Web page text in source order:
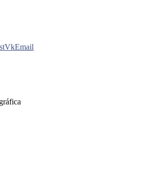
VkEmail